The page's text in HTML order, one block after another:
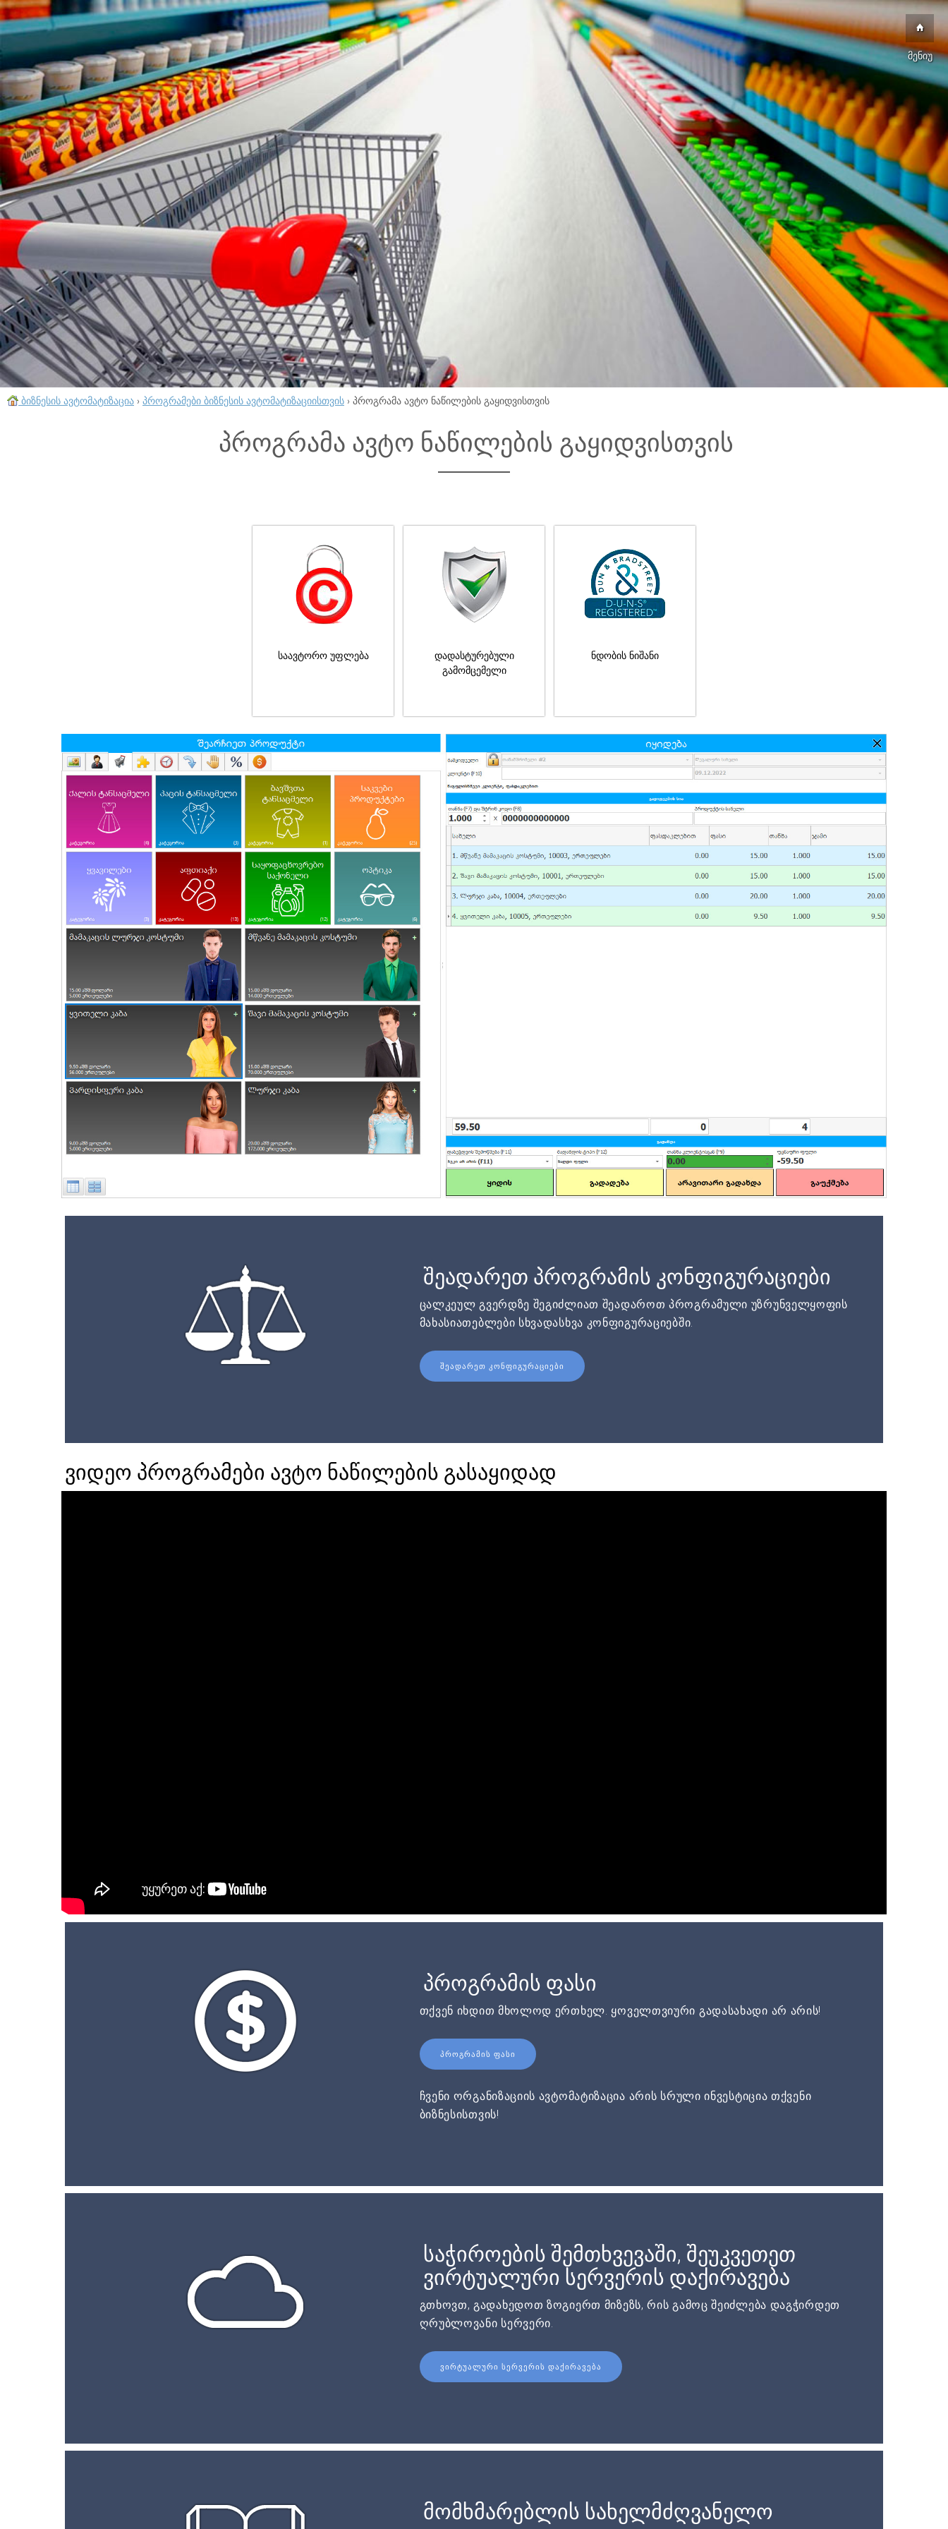
მენიუ
ბიზნესის ავტომატიზაცია › პროგრამები ბიზნესის ავტომატიზაციისთვის › პროგრამა ავტო ნაწილების გაყიდვისთვის
პროგრამა ავტო ნაწილების გაყიდვისთვის
საავტორო უფლება
დადასტურებული
გამომცემელი
ნდობის ნიშანი
შეადარეთ პროგრამის კონფიგურაციები
ცალკეულ გვერდზე შეგიძლიათ შეადაროთ პროგრამული უზრუნველყოფის
მახასიათებლები სხვადასხვა კონფიგურაციებში.
ᲨᲔᲐᲓᲐᲠᲔᲗ ᲙᲝᲜᲤᲘᲒᲣᲠᲐᲪᲘᲔᲑᲘ
ვიდეო პროგრამები ავტო ნაწილების გასაყიდად
პროგრამის ფასი
თქვენ იხდით მხოლოდ ერთხელ. ყოველთვიური გადასახადი არ არის!
ᲞᲠᲝᲒᲠᲐᲛᲘᲡ ᲤᲐᲡᲘ
ჩვენი ორგანიზაციის ავტომატიზაცია არის სრული ინვესტიცია თქვენი
ბიზნესისთვის!
საჭიროების შემთხვევაში, შეუკვეთეთ
ვირტუალური სერვერის დაქირავება
გთხოვთ, გადახედოთ ზოგიერთ მიზეზს, რის გამოც შეიძლება დაგჭირდეთ
ღრუბლოვანი სერვერი.
ᲕᲘᲠᲢᲣᲐᲚᲣᲠᲘ ᲡᲔᲠᲕᲔᲠᲘᲡ ᲓᲐᲥᲘᲠᲐᲕᲔᲑᲐ
მომხმარებლის სახელმძღვანელო